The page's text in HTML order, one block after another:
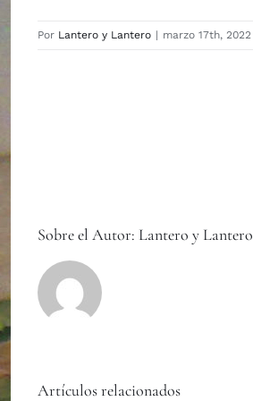
Por Lantero y Lantero | marzo 17th, 2022
Sobre el Autor: Lantero y Lantero
Artículos relacionados